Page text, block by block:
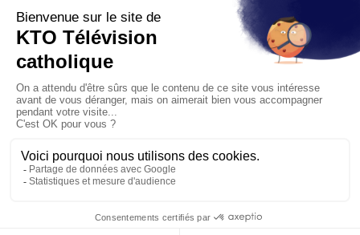
Les reportages d'été 2026 de KTO
La visite pastorale du pape Léon
XIV à Assise à suivre sur KTO le
jeudi 6 août
Le pape en Uruguay, Argentine et
Pérou du 6 au 17 novembre 2026